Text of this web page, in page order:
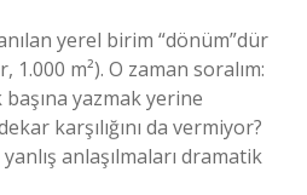
yerel birim “dönüm”dür
1.000 m²). O zaman soralım:
başına yazmak yerine
karşılığını da vermiyor?
anlaşılmaları dramatik